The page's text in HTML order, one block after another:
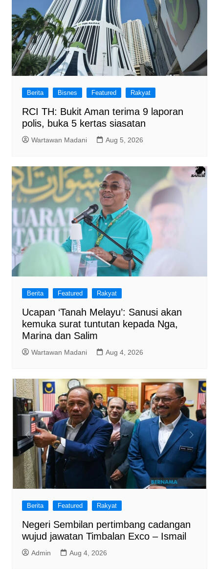
Berita Bisnes Featured Rakyat
RCI TH: Bukit Aman terima 9 laporan
polis, buka 5 kertas siasatan
Wartawan Madani Aug 5, 2026
Berita Featured Rakyat
Ucapan ‘Tanah Melayu’: Sanusi akan
kemuka surat tuntutan kepada Nga,
Marina dan Salim
Wartawan Madani Aug 4, 2026
Berita Featured Rakyat
Negeri Sembilan pertimbang cadangan
wujud jawatan Timbalan Exco – Ismail
Admin Aug 4, 2026